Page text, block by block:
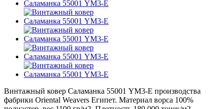
Винтажный ковер Саламанка 55001 YM3-E производства
фабрики Oriental Weavers Египет. Материал ворса 100%